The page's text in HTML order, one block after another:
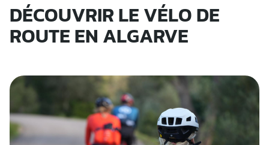
DÉCOUVRIR LE VÉLO DE
ROUTE EN ALGARVE